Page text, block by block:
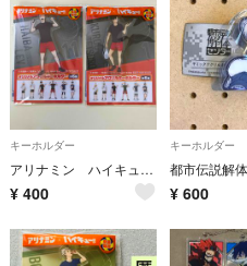
キーホルダー
アリナミン ハイキュー アクリルキーホルダー ２個セット
¥ 400
キーホルダー
¥ 600